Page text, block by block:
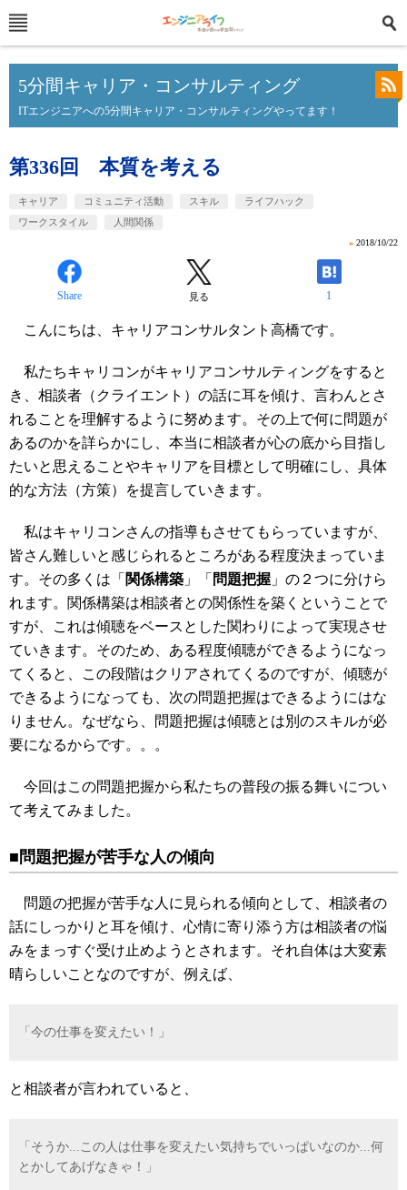
5分間キャリア・コンサルティング
ITエンジニアへの5分間キャリア・コンサルティングやってます！
第336回 本質を考える
キャリア コミュニティ活動 スキル
ライフハック
ワークスタイル
人間関係
» 2018/10/22
Share 見る 1
こんにちは、キャリアコンサルタント高橋です。
私たちキャリコンがキャリアコンサルティングをすると
き、相談者（クライエント）の話に耳を傾け、言わんとさ
れることを理解するように努めます。その上で何に問題が
あるのかを詳らかにし、本当に相談者が心の底から目指し
たいと思えることやキャリアを目標として明確にし、具体
的な方法（方策）を提言していきます。
私はキャリコンさんの指導もさせてもらっていますが、
皆さん難しいと感じられるところがある程度決まっていま
す。その多くは「 関係構築 」「 問題把握 」の２つに分けら
れます。関係構築は相談者との関係性を築くということで
すが、これは傾聴をベースとした関わりによって実現させ
ていきます。そのため、ある程度傾聴ができるようになっ
てくると、この段階はクリアされてくるのですが、傾聴が
できるようになっても、次の問題把握はできるようにはな
りません。なぜなら、問題把握は傾聴とは別のスキルが必
要になるからです。。。
今回はこの問題把握から私たちの普段の振る舞いについ
て考えてみました。
■問題把握が苦手な人の傾向
問題の把握が苦手な人に見られる傾向として、相談者の
話にしっかりと耳を傾け、心情に寄り添う方は相談者の悩
みをまっすぐ受け止めようとされます。それ自体は大変素
晴らしいことなのですが、例えば、
「今の仕事を変えたい！」
と相談者が言われていると、
「そうか...この人は仕事を変えたい気持ちでいっぱいなのか...何
とかしてあげなきゃ！」